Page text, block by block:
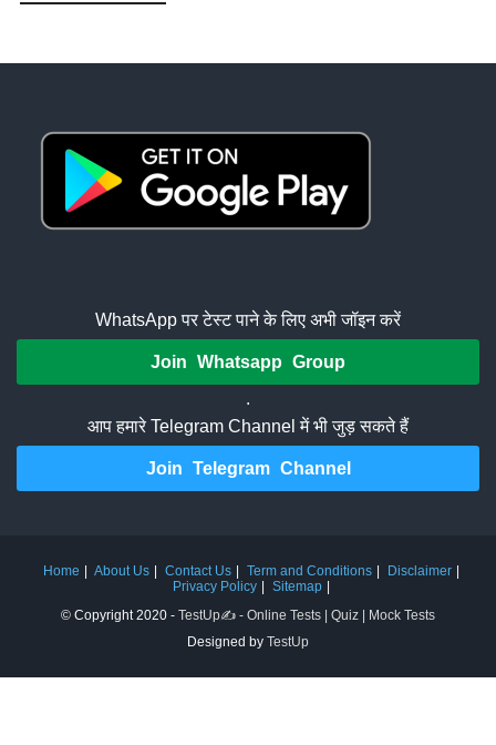
WhatsApp पर टेस्ट पाने के लिए अभी जॉइन करें
Join Whatsapp Group
.
आप हमारे Telegram Channel में भी जुड़ सकते हैं
Join Telegram Channel
Home About Us Contact Us Term and Conditions
Disclaimer
Privacy Policy
Sitemap
© Copyright 2020 - TestUp✍️ - Online Tests | Quiz | Mock Tests
Designed by TestUp